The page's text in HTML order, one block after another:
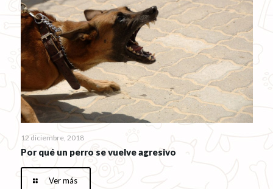
12 diciembre, 2018
Por qué un perro se vuelve agresivo
Ver más